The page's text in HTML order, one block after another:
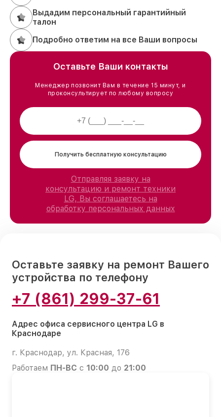
Выдадим персональный гарантийный
талон
Подробно ответим на все Ваши вопросы
Оставьте Ваши контакты
Менеджер позвонит Вам в течение 15 минут, и
проконсультирует по любому вопросу
Получить бесплатную консультацию
Отправляя заявку на
консультацию и ремонт техники
LG, Вы соглашаетесь на
обработку персональных данных
Оставьте заявку на ремонт Вашего
устройства по телефону
+7 (861) 299-37-61
Адрес офиса сервисного центра LG в
Краснодаре
г. Краснодар, ул. Красная, 176
Работаем ПН-ВС с 10:00 до 21:00